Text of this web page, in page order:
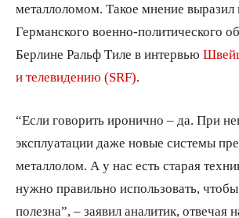
металлоломом. Такое мнение выразил
Германского военно-политического
Берлине Ральф Тиле в интервью
и телевидению (SRF)
“Если говорить иронично – да. При
эксплуатации даже новые системы
металлолом. А у нас есть старая
нужно правильно использовать,
полезна”, – заявил аналитик, отвечая